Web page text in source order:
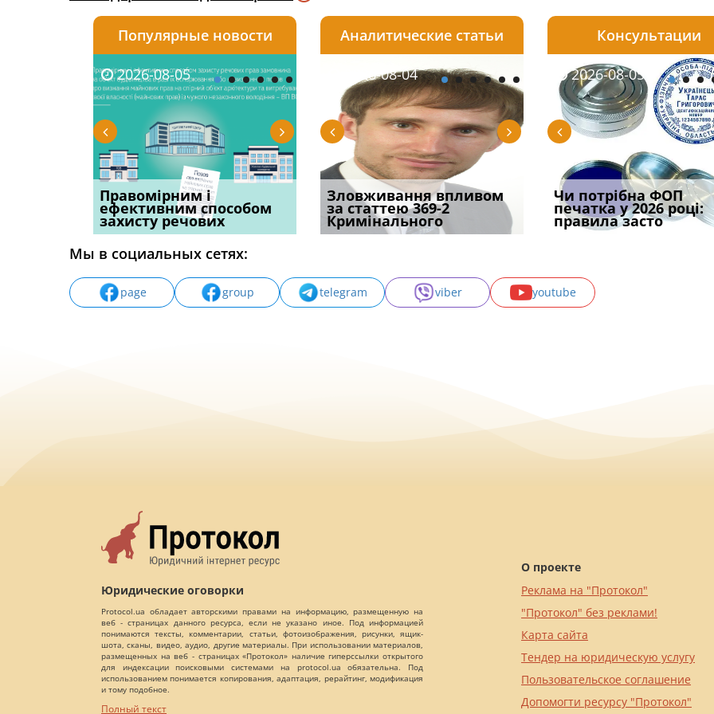
Популярные новости
2026-08-05
Правомірним і
ефективним способом
захисту речових
2026-08-05
Суд оштрафував
командира військової
частини за ігн
2026-08-05
Чоловік помер, але
позика залишилася: як
фраза «на
Аналитические статьи
2026-08-03
Водії можуть отримати
компенсацію за
незаконні дії
2026-08-04
Зловживання впливом
за статтею 369-2
Кримінального
2026-08-04
Переоформлення
відстрочки за іншою
підставою: нов
Консультации
2026-07-23
Скорочення під час
воєнного стану: як діяти
робото
2026-08-05
Чи потрібна ФОП
печатка у 2026 році:
правила засто
2026-07-30
При зарахуванні в
покарання днів
тримання пі
Мы в социальных сетях:
page group telegram viber youtube
Юридические оговорки
Protocol.ua обладает авторскими правами на информацию, размещенную на
веб - страницах данного ресурса, если не указано иное. Под информацией
понимаются тексты, комментарии, статьи, фотоизображения, рисунки, ящик-
шота, сканы, видео, аудио, другие материалы. При использовании материалов,
размещенных на веб - страницах «Протокол» наличие гиперссылки открытого
для индексации поисковыми системами на protocol.ua обязательна. Под
использованием понимается копирования, адаптация, рерайтинг, модификация
и тому подобное.
Полный текст
О проекте
Реклама на "Протокол"
"Протокол" без реклами!
Карта сайта
Тендер на юридическую услугу
Пользовательское соглашение
Допомогти ресурсу "Протокол"